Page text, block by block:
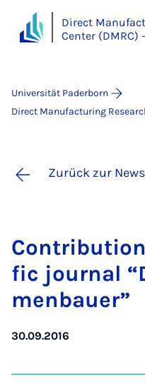
Direct
Center (DMRC)
Universität Paderborn
Direct Manufacturing
Zurück zur
fic jour­nal
men­bau­er”
30.09.2016